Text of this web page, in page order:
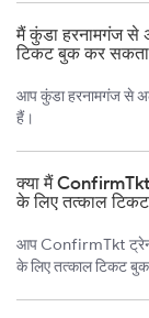
मैं कुंडा हरनामगंज से
टिकट बुक कर
आप कुंडा हरनामगंज से
हैं।
क्या मैं
के लिए तत्काल
आप ConfirmTkt ट्रेन
के लिए तत्काल टिकट